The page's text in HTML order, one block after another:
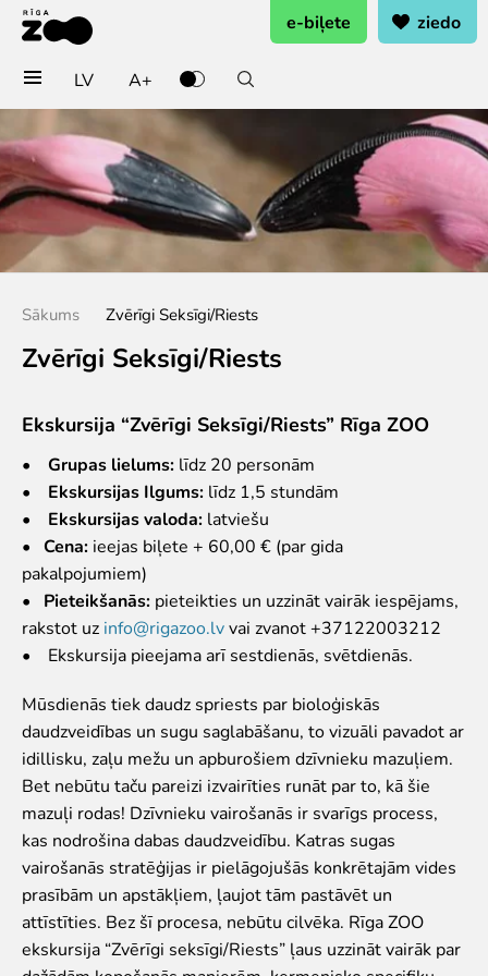
Pērc biļetes vai rezervē
Ieejas biļete
Grupu biļetes (10+ pers.)
Dāvanu karte
Gada abonements
Abonements Goda Ģimenei
Apmeklē
Darba laiks
Kā nokļūt?
Zoo karte
Iekšējās kārtības noteikumi
Novērtē Rīga ZOO apmeklējumu!
Jaunumi
Jaunumi
Krustvecāku programma uzņēmumiem
Krustvecāku programma privātpersonām
Biežāk uzdotie jautājumi
Ziedo un atbalsti
Ekskursijas
Atvērtās ekskursijas
Dzimšanas diena Rīga ZOO
Rīga ZOO slavenībām pa pēdām
Cik dažādi mēs esam
LV A+
e-biļete ziedo
Sākums Zvērīgi Seksīgi/Riests
Zvērīgi Seksīgi/Riests
Ekskursija “Zvērīgi Seksīgi/Riests” Rīga ZOO
• Grupas lielums: līdz 20 personām
• Ekskursijas Ilgums: līdz 1,5 stundām
• Ekskursijas valoda: latviešu
• Cena: ieejas biļete + 60,00 € (par gida
pakalpojumiem)
• Pieteikšanās: pieteikties un uzzināt vairāk iespējams,
rakstot uz info@rigazoo.lvvai zvanot +37122003212
• Ekskursija pieejama arī sestdienās, svētdienās.
Mūsdienās tiek daudz spriests par bioloģiskās
daudzveidības un sugu saglabāšanu, to vizuāli pavadot ar
idillisku, zaļu mežu un apburošiem dzīvnieku mazuļiem.
Bet nebūtu taču pareizi izvairīties runāt par to, kā šie
mazuļi rodas! Dzīvnieku vairošanās ir svarīgs process,
kas nodrošina dabas daudzveidību. Katras sugas
vairošanās stratēģijas ir pielāgojušās konkrētajām vides
prasībām un apstākļiem, ļaujot tām pastāvēt un
attīstīties. Bez šī procesa, nebūtu cilvēka. Rīga ZOO
ekskursija “Zvērīgi seksīgi/Riests” ļaus uzzināt vairāk par